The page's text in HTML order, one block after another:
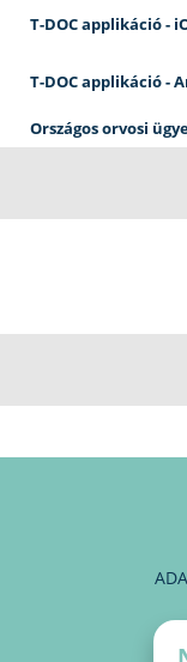
T-DOC applikáció -
T-DOC applikáció -
Országos orvosi